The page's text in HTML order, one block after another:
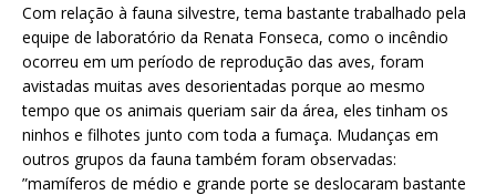
Com relação à fauna silvestre, tema bastante trabalhado pela
equipe de laboratório da Renata Fonseca, como o incêndio
ocorreu em um período de reprodução das aves, foram
avistadas muitas aves desorientadas porque ao mesmo
tempo que os animais queriam sair da área, eles tinham os
ninhos e filhotes junto com toda a fumaça. Mudanças em
outros grupos da fauna também foram observadas:
”mamíferos de médio e grande porte se deslocaram bastante